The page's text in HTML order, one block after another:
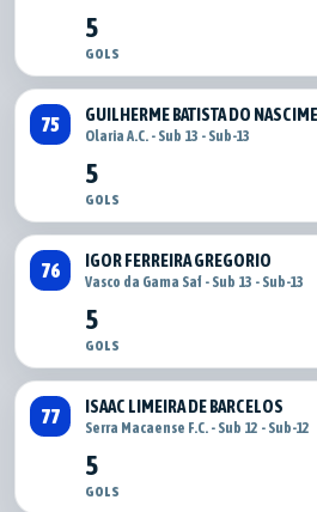
5
GOLS
75 GUILHERME BATISTA DO
Olaria A.C. - Sub 13 - Sub-13
5
GOLS
76 IGOR FERREIRA GREGORIO
Vasco da Gama Saf - Sub 13 - Sub-13
5
GOLS
77 ISAAC LIMEIRA DE BARCELOS
Serra Macaense F.C. - Sub 12 - Sub-12
5
GOLS